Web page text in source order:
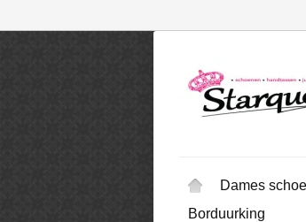
Dames
Borduurking